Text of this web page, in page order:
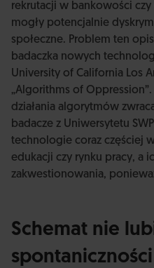
rekrutacji w bankowości
mogły potencjalnie
społeczne. Problem ten
badaczka nowych
University of California Los
„Algorithms of
działania algorytmów
badacze z Uniwersytetu
technologie coraz częściej
edukacji czy rynku pracy, a
zakwestionowania,
Schemat nie
spontaniczności